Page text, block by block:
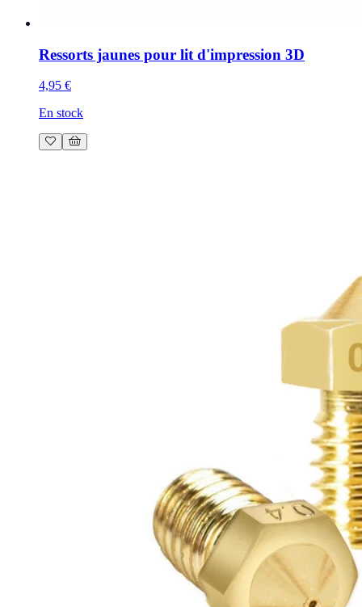
Ressorts jaunes pour lit d'impression 3D
4,95 €
En stock